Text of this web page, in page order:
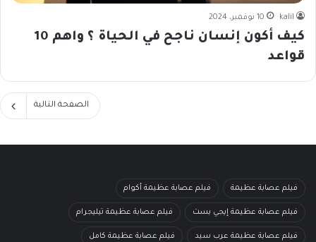
kalil 10 نوفمبر، 2024
كيف أكون إنسان ناجح في الحياة ؟ واهم 10
قواعد
الصفحة التالية
فيلم عصابة عظيمة فيلم عصابة عظيمة أكوام
فيلم عصابة عظيمة إيجي بست فيلم عصابة عظيمة تيليجرام
فيلم عصابة عظيمة عرب سيد فيلم عصابة عظيمة كامل